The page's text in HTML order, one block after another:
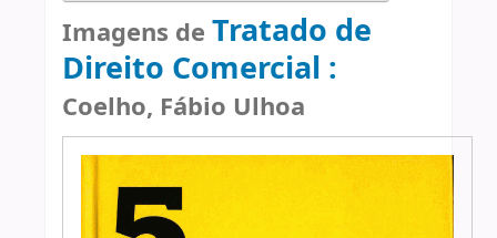
Imagens de Tratado de
Direito Comercial :
Coelho, Fábio Ulhoa